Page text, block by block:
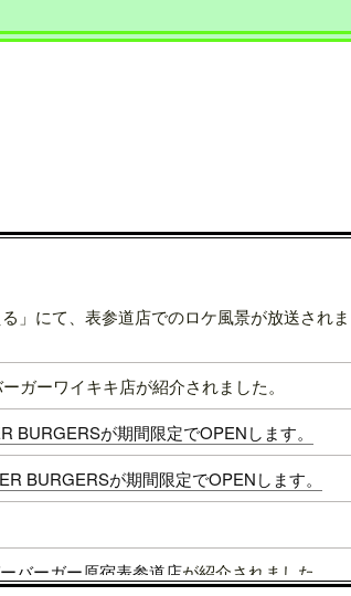
」にて、表参道店でのロケ風景が放送されま
ガーワイキキ店が紹介されました。
BURGERSが期間限定でOPENします。
BURGERSが期間限定でOPENします。
バーガー原宿表参道店が紹介されました。